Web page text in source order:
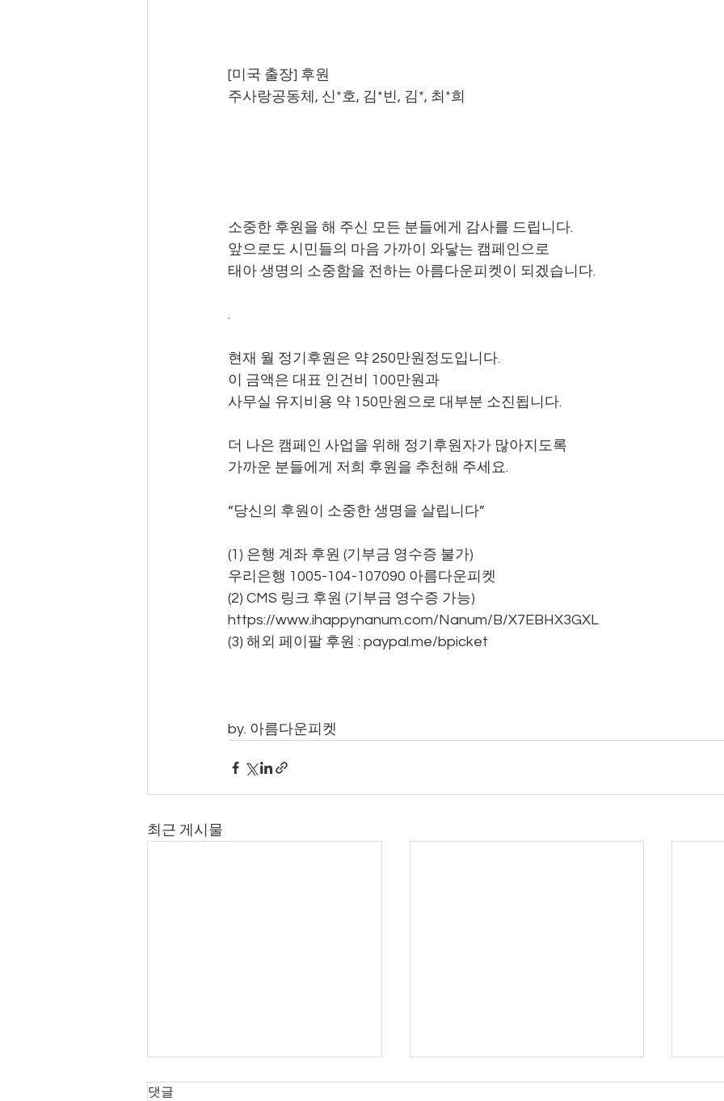
[미국 출장] 후원
주사랑공동체, 신*호, 김*빈, 김*, 최*희
소중한 후원을 해 주신 모든 분들에게 감사를 드립니다.
앞으로도 시민들의 마음 가까이 와닿는 캠페인으로
태아 생명의 소중함을 전하는 아름다운피켓이 되겠습니다.
.
현재 월 정기후원은 약 250만원정도입니다.
이 금액은 대표 인건비 100만원과
사무실 유지비용 약 150만원으로 대부분 소진됩니다.
더 나은 캠페인 사업을 위해 정기후원자가 많아지도록
가까운 분들에게 저희 후원을 추천해 주세요.
“당신의 후원이 소중한 생명을 살립니다”
(1) 은행 계좌 후원 (기부금 영수증 불가)
우리은행 1005-104-107090 아름다운피켓
(2) CMS 링크 후원 (기부금 영수증 가능)
https://www.ihappynanum.com/Nanum/B/X7EBHX3GXL
(3) 해외 페이팔 후원 : paypal.me/bpicket
by. 아름다운피켓
최근 게시물
댓글